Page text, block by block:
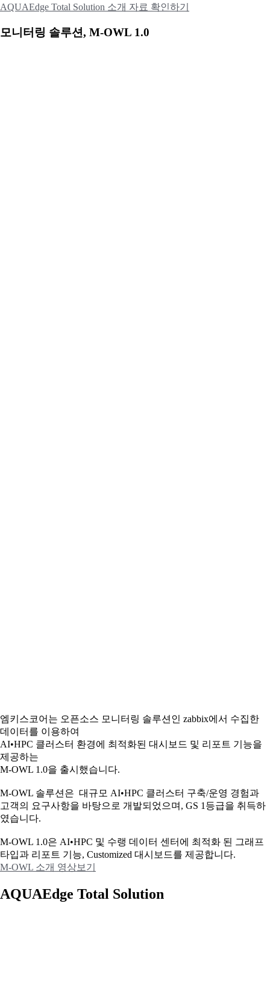
AQUAEdge Total Solution 소개 자료 확인하기
모니터링 솔루션, M-OWL 1.0
엠키스코어는 오픈소스 모니터링 솔루션인 zabbix에서 수집한
데이터를 이용하여
AI•HPC 클러스터 환경에 최적화된 대시보드 및 리포트 기능을
제공하는
M-OWL 1.0을 출시했습니다.
M-OWL 솔루션은 대규모 AI•HPC 클러스터 구축/운영 경험과
고객의 요구사항을 바탕으로 개발되었으며, GS 1등급을 취득하
였습니다.
M-OWL 1.0은 AI•HPC 및 수랭 데이터 센터에 최적화 된 그래프
타입과 리포트 기능, Customized 대시보드를 제공합니다.
M-OWL 소개 영상보기
AQUAEdge Total Solution